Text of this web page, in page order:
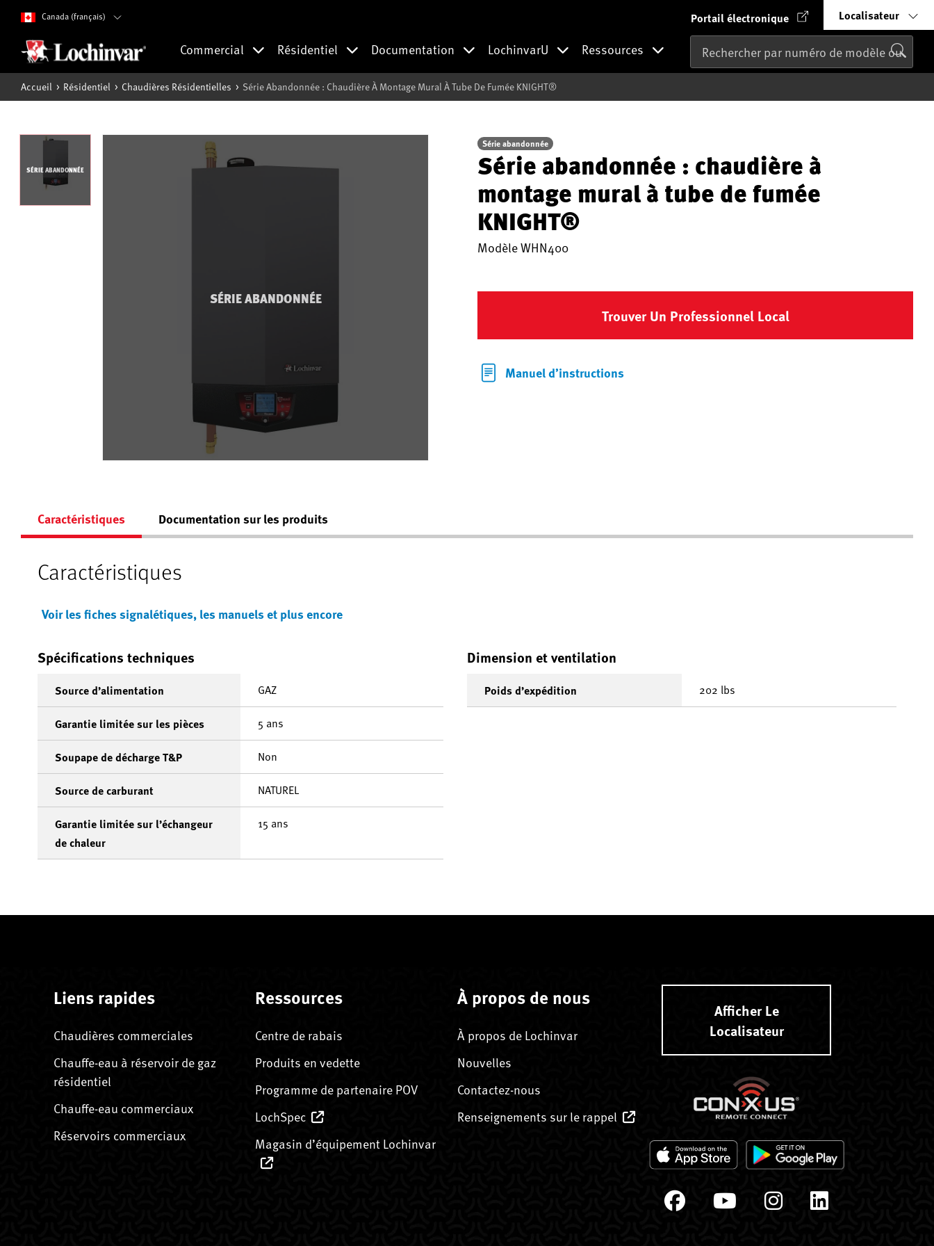
Canada (français) Portail électronique Localisateur
Commercial Résidentiel Documentation LochinvarU Ressources
Accueil Résidentiel Chaudières Résidentielles Série Abandonnée : Chaudière À Montage Mural À Tube De Fumée KNIGHT®
SÉRIE ABANDONNÉE
SÉRIE ABANDONNÉE
Série abandonnée
Série abandonnée : chaudière à
montage mural à tube de fumée
KNIGHT®
ModèleWHN400
Trouver Un Professionnel Local
Manuel d’instructions
Caractéristiques Documentation sur les produits
Caractéristiques
Voir les fiches signalétiques, les manuels et plus encore
Spécifications techniques
Source d’alimentation GAZ
Garantie limitée sur les pièces 5 ans
Soupape de décharge T&P Non
Source de carburant NATUREL
Garantie limitée sur l’échangeur
de chaleur
15 ans
Dimension et ventilation
Poids d’expédition 202 lbs
Liens rapides
Chaudières commerciales
Chauffe-eau à réservoir de gaz
résidentiel
Chauffe-eau commerciaux
Réservoirs commerciaux
Ressources
Centre de rabais
Produits en vedette
Programme de partenaire POV
LochSpec
Magasin d’équipement Lochinvar
À propos de nous
À propos de Lochinvar
Nouvelles
Contactez-nous
Renseignements sur le rappel
Afficher Le
Localisateur